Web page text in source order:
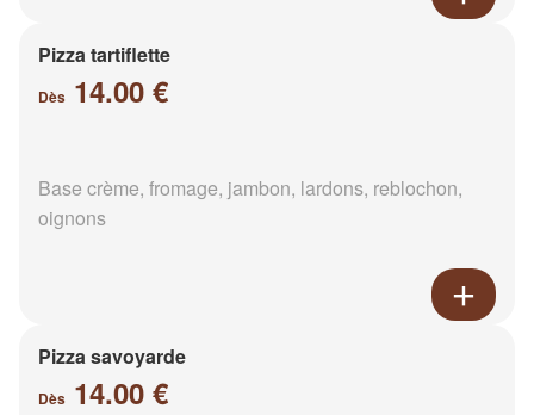
Pizza tartiflette
Dès 14.00 €
Base crème, fromage, jambon, lardons, reblochon,
oignons
Pizza savoyarde
Dès 14.00 €